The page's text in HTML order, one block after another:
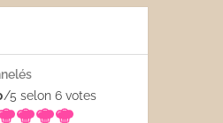
/5 selon 6 votes